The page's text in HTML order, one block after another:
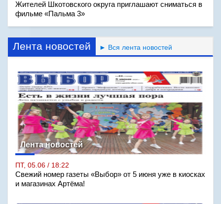
Жителей Шкотовского округа приглашают сниматься в
фильме «Пальма 3»
Лента новостей ► Вся лента новостей
Лента новостей
ПТ, 05.06 / 18:22
Свежий номер газеты «Выбор» от 5 июня уже в киосках
и магазинах Артёма!